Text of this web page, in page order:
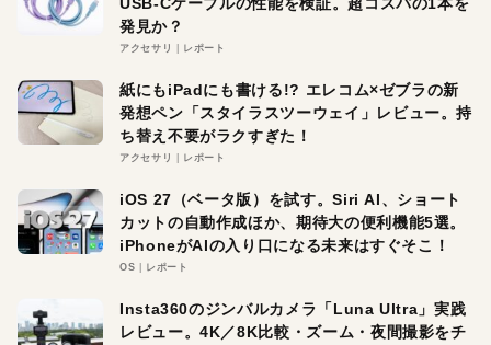
発見か？
アクセサリ レポート
紙にもiPadにも書ける!? エレコム×ゼブラの新
発想ペン「スタイラスツーウェイ」レビュー。持
ち替え不要がラクすぎた！
アクセサリ レポート
iOS 27（ベータ版）を試す。Siri AI、ショート
カットの自動作成ほか、期待大の便利機能5選。
iPhoneがAIの入り口になる未来はすぐそこ！
OS レポート
Insta360のジンバルカメラ「Luna Ultra」実践
レビュー。4K／8K比較・ズーム・夜間撮影をチ